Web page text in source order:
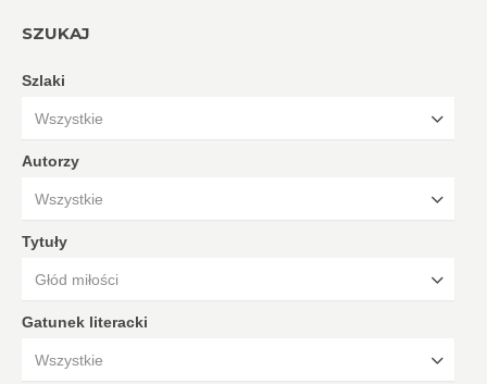
SZUKAJ
Szlaki
Wszystkie
Autorzy
Wszystkie
Tytuły
Głód miłości
Gatunek literacki
Wszystkie